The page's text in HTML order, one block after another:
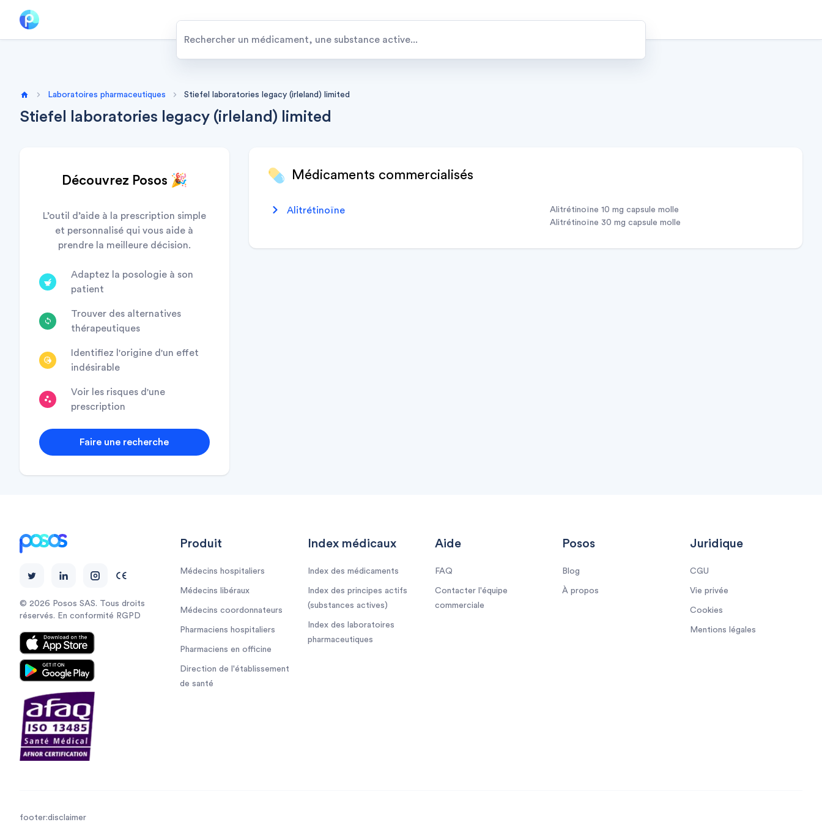
Home
Laboratoires pharmaceutiques Stiefel laboratories legacy (irleland) limited
Stiefel laboratories legacy (irleland) limited
Découvrez Posos 🎉
L’outil d’aide à la prescription simple
et personnalisé qui vous aide à
prendre la meilleure décision.
Adaptez la posologie à son
patient
Trouver des alternatives
thérapeutiques
Identifiez l'origine d'un effet
indésirable
Voir les risques d'une
prescription
Faire une recherche
Médicaments commercialisés
alitrétinoïne
alitrétinoïne 10 mg capsule molle
alitrétinoïne 30 mg capsule molle
© 2026 Posos SAS. Tous droits
réservés. En conformité RGPD
Produit
Médecins hospitaliers
Médecins libéraux
Médecins coordonnateurs
Pharmaciens hospitaliers
Pharmaciens en officine
Direction de l'établissement
de santé
Index médicaux
Index des médicaments
Index des principes actifs
(substances actives)
Index des laboratoires
pharmaceutiques
Aide
FAQ
Contacter l'équipe
commerciale
Posos
Blog
À propos
Juridique
CGU
Vie privée
Cookies
Mentions légales
footer:disclaimer